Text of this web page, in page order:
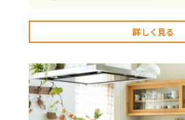
詳しく見る